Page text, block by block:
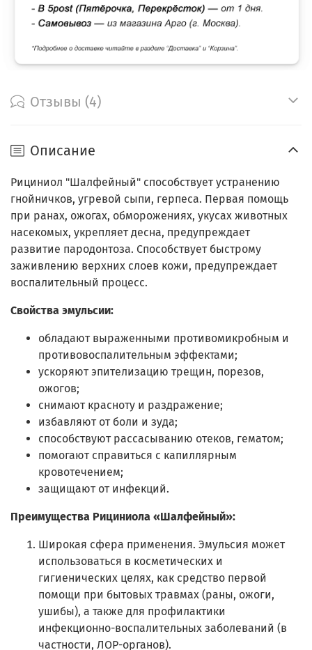
Отзывы (4)
Описание
Рициниол "Шалфейный" способствует устранению
гнойничков, угревой сыпи, герпеса. Первая помощь
при ранах, ожогах, обморожениях, укусах животных
насекомых, укрепляет десна, предупреждает
развитие пародонтоза. Способствует быстрому
заживлению верхних слоев кожи, предупреждает
воспалительный процесс.
Свойства эмульсии:
обладают выраженными противомикробным и
противовоспалительным эффектами;
ускоряют эпителизацию трещин, порезов,
ожогов;
снимают красноту и раздражение;
избавляют от боли и зуда;
способствуют рассасыванию отеков, гематом;
помогают справиться с капиллярным
кровотечением;
защищают от инфекций.
Преимущества Рициниола «Шалфейный»:
Широкая сфера применения. Эмульсия может
использоваться в косметических и
гигиенических целях, как средство первой
помощи при бытовых травмах (раны, ожоги,
ушибы), а также для профилактики
инфекционно-воспалительных заболеваний (в
частности, ЛОР-органов).